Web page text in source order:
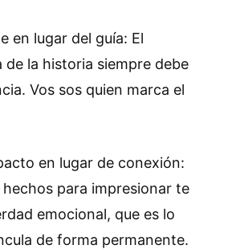
en lugar del guía: El
la historia siempre debe
Vos sos quien marca el
en lugar de conexión:
hechos para impresionar te
emocional, que es lo
de forma permanente.